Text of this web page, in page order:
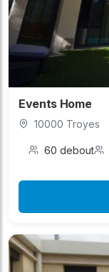
Events Home
10000 Troyes
60 debout